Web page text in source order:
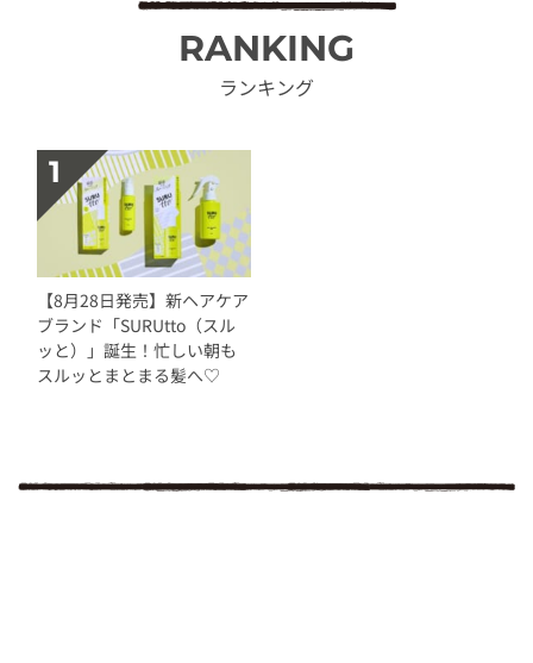
RANKING
ランキング
【8月28日発売】新ヘアケア
ブランド「SURUtto（スル
ッと）」誕生！忙しい朝も
スルッとまとまる髪へ♡